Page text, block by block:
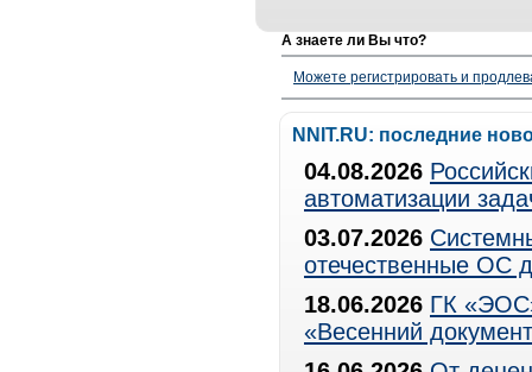
А знаете ли Вы что?
Можете регистрировать и
NNIT.RU: последние
04.08.2026
автоматизации
03.07.2026
отечественные ОС
18.06.2026 ГК
«Весенний